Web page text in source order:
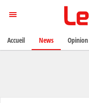
Accueil News Opinion